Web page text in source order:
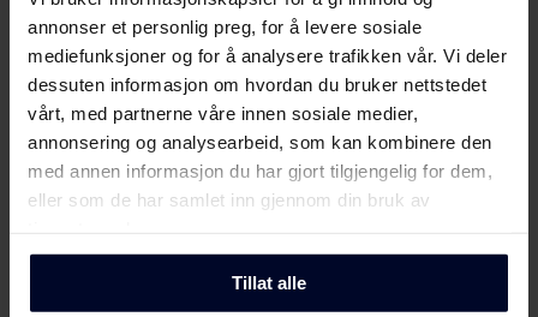
annonser et personlig preg, for å levere sosiale
mediefunksjoner og for å analysere trafikken vår. Vi deler
dessuten informasjon om hvordan du bruker nettstedet
vårt, med partnerne våre innen sosiale medier,
annonsering og analysearbeid, som kan kombinere den
med annen informasjon du har gjort tilgjengelig for dem,
eller som de har samlet inn gjennom din bruk av
Tillat alle
Brukerveiledning
Sikkerhetsinformasjon og
advarsler (DK)
Last ned
Sikkerhetsinformasjon og
advarsler (FI)
Last ned
Sikkerhetsinformasjon og
advarsler (NO)